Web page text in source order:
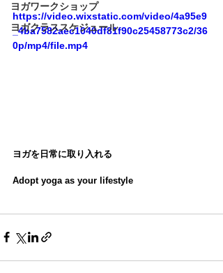
ヨガワークショップ
ヨガクラススケジュール
https://video.wixstatic.com/video/4a95e9
_4ba7582aec1040df81f90c25458773c2/36
0p/mp4/file.mp4
ヨガを日常に取り入れる
Adopt yoga as your lifestyle